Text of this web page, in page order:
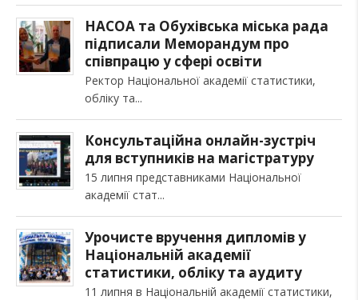
НАСОА та Обухівська міська рада
підписали Меморандум про
співпрацю у сфері освіти
Ректор Національної академії статистики,
обліку та
Консультаційна онлайн-зустріч
для вступників на магістратуру
15 липня представниками Національної
академії стат
Урочисте вручення дипломів у
Національній академії
статистики, обліку та аудиту
11 липня в Національній академії статистики,